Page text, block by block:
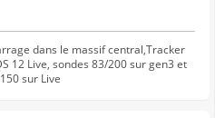
dans le massif central,Tracker
12 Live, sondes 83/200 sur gen3 et
sur Live